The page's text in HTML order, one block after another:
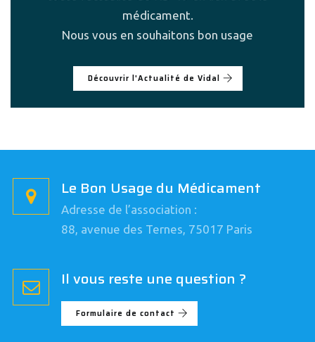
médicament.
Nous vous en souhaitons bon usage
Découvrir l'Actualité de Vidal
Le Bon Usage du Médicament
Adresse de l’association :
88, avenue des Ternes, 75017 Paris
Il vous reste une question ?
Formulaire de contact